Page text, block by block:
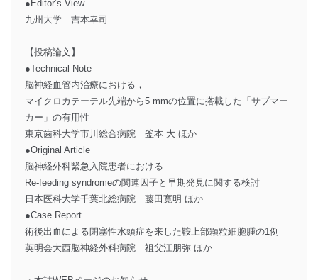
●Editor’s View
九州大学 吉本幸司
【投稿論文】
●Technical Note
脳神経血管内治療における，
マイクロカテーテル先端から5 mmの位置に搭載した「サブマー
カー」の有用性
東京歯科大学市川総合病院 釜本 大 ほか
●Original Article
脳神経外科緊急入院患者における
Re-feeding syndromeの関連因子と早期発見に関する検討
日本医科大学千葉北総病院 藤田寛明 ほか
●Case Report
術後出血による閉塞性水頭症を来した鞍上部顆粒細胞腫の1例
英明会大西脳神経外科病院 祖父江朋弥 ほか